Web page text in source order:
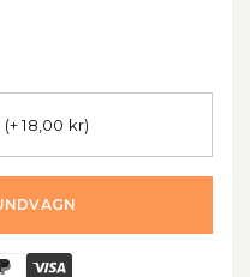
(+ 18,00 kr)